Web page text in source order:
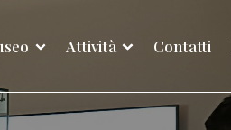
Attività Contatti